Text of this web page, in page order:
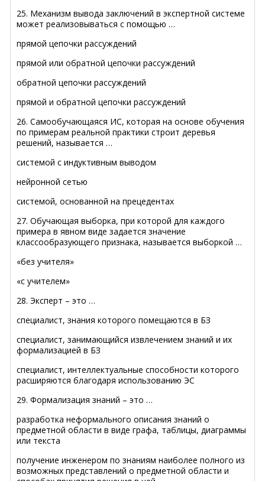
25. Механизм вывода заключений в экспертной системе
может реализовываться с помощью …
прямой цепочки рассуждений
прямой или обратной цепочки рассуждений
обратной цепочки рассуждений
прямой и обратной цепочки рассуждений
26. Самообучающаяся ИС, которая на основе обучения
по примерам реальной практики строит деревья
решений, называется …
системой с индуктивным выводом
нейронной сетью
системой, основанной на прецедентах
27. Обучающая выборка, при которой для каждого
примера в явном виде задается значение
классообразующего признака, называется выборкой …
«без учителя»
«с учителем»
28. Эксперт – это …
специалист, знания которого помещаются в БЗ
специалист, занимающийся извлечением знаний и их
формализацией в БЗ
специалист, интеллектуальные способности которого
расширяются благодаря использованию ЭС
29. Формализация знаний – это …
разработка неформального описания знаний о
предметной области в виде графа, таблицы, диаграммы
или текста
получение инженером по знаниям наиболее полного из
возможных представлений о предметной области и